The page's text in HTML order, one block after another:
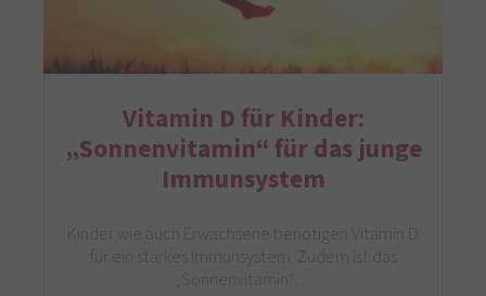
Vitamin D für Kinder:
„Sonnenvitamin“ für das junge
Immunsystem
Kinder wie auch Erwachsene benötigen Vitamin D
für ein starkes Immunsystem. Zudem ist das
„Sonnenvitamin“…